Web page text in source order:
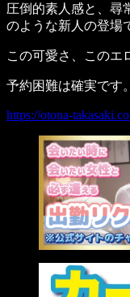
圧倒的素人感と、尋
のような新人の登場
この可愛さ、このエ
予約困難は確実です
https://otona-